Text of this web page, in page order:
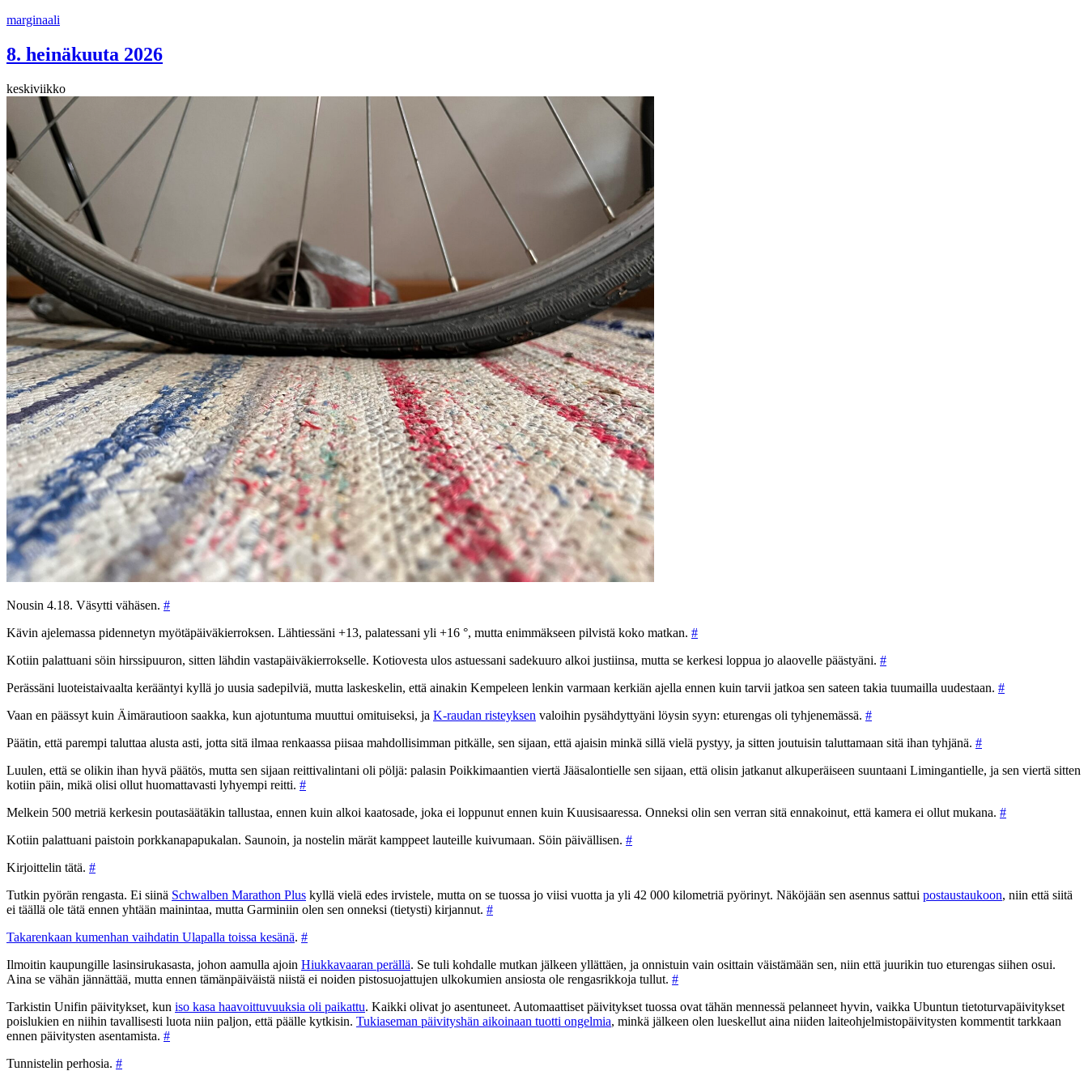
Siirry
marginaali
8. heinäkuuta 2026
keskiviikko
Nousin 4.18. Väsytti vähäsen. #
Kävin ajelemassa pidennetyn myötäpäiväkierroksen. Lähtiessäni +13, palatessani yli +16 °, mutta enimmäkseen pilvistä koko matkan. #
Kotiin palattuani söin hirssipuuron, sitten lähdin vastapäiväkierrokselle. Kotiovesta ulos astuessani sadekuuro alkoi justiinsa, mutta se kerkesi loppua jo alaovelle päästyäni. #
Perässäni luoteistaivaalta kerääntyi kyllä jo uusia sadepilviä, mutta laskeskelin, että ainakin Kempeleen lenkin varmaan kerkiän ajella ennen kuin tarvii jatkoa sen sateen takia tuumailla uudestaan. #
Vaan en päässyt kuin Äimärautioon saakka, kun ajotuntuma muuttui omituiseksi, ja K-raudan risteyksen valoihin pysähdyttyäni löysin syyn: eturengas oli tyhjenemässä. #
Päätin, että parempi taluttaa alusta asti, jotta sitä ilmaa renkaassa piisaa mahdollisimman pitkälle, sen sijaan, että ajaisin minkä sillä vielä pystyy, ja sitten joutuisin taluttamaan sitä ihan tyhjänä. #
Luulen, että se olikin ihan hyvä päätös, mutta sen sijaan reittivalintani oli pöljä: palasin Poikkimaantien viertä Jääsalontielle sen sijaan, että olisin jatkanut alkuperäiseen suuntaani Limingantielle, ja sen viertä sitten
kotiin päin, mikä olisi ollut huomattavasti lyhyempi reitti. #
Melkein 500 metriä kerkesin poutasäätäkin tallustaa, ennen kuin alkoi kaatosade, joka ei loppunut ennen kuin Kuusisaaressa. Onneksi olin sen verran sitä ennakoinut, että kamera ei ollut mukana. #
Kotiin palattuani paistoin porkkanapapukalan. Saunoin, ja nostelin märät kamppeet lauteille kuivumaan. Söin päivällisen. #
Kirjoittelin tätä. #
Tutkin pyörän rengasta. Ei siinä Schwalben Marathon Plus kyllä vielä edes irvistele, mutta on se tuossa jo viisi vuotta ja yli 42 000 kilometriä pyörinyt. Näköjään sen asennus sattui postaustaukoon, niin että siitä
ei täällä ole tätä ennen yhtään mainintaa, mutta Garminiin olen sen onneksi (tietysti) kirjannut. #
Takarenkaan kumenhan vaihdatin Ulapalla toissa kesänä. #
Ilmoitin kaupungille lasinsirukasasta, johon aamulla ajoin Hiukkavaaran perällä. Se tuli kohdalle mutkan jälkeen yllättäen, ja onnistuin vain osittain väistämään sen, niin että juurikin tuo eturengas siihen osui.
Aina se vähän jännättää, mutta ennen tämänpäiväistä niistä ei noiden pistosuojattujen ulkokumien ansiosta ole rengasrikkoja tullut. #
Tarkistin Unifin päivitykset, kun iso kasa haavoittuvuuksia oli paikattu. Kaikki olivat jo asentuneet. Automaattiset päivitykset tuossa ovat tähän mennessä pelanneet hyvin, vaikka Ubuntun tietoturvapäivitykset
poislukien en niihin tavallisesti luota niin paljon, että päälle kytkisin. Tukiaseman päivityshän aikoinaan tuotti ongelmia, minkä jälkeen olen lueskellut aina niiden laiteohjelmistopäivitysten kommentit tarkkaan
ennen päivitysten asentamista. #
Tunnistelin perhosia. #